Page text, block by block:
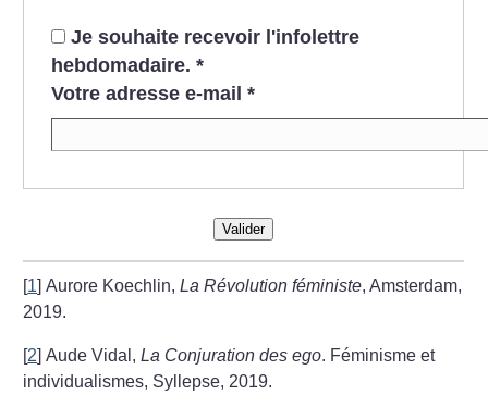
Je souhaite recevoir l'infolettre
hebdomadaire. *
Votre adresse e-mail *
Valider
[1]Aurore Koechlin,La Révolution féministe, Amsterdam,
2019.
[2]Aude Vidal,La Conjuration des ego. Féminisme et
individualismes, Syllepse, 2019.